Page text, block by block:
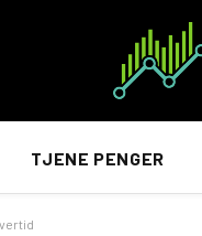
TJENE PENGER